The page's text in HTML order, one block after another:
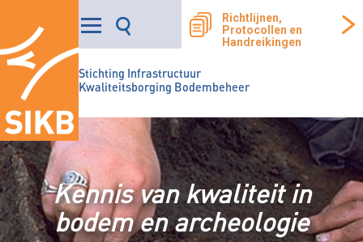
Stichting Infrastructuur
Kwaliteitsborging Bodembeheer
Richtlijnen,
Protocollen en
Handreikingen
Kennis van kwaliteit in
bodem en archeologie